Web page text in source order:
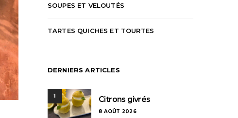
SOUPES ET VELOUTÉS
TARTES QUICHES ET TOURTES
DERNIERS ARTICLES
1 Citrons givrés
8 AOÛT 2026